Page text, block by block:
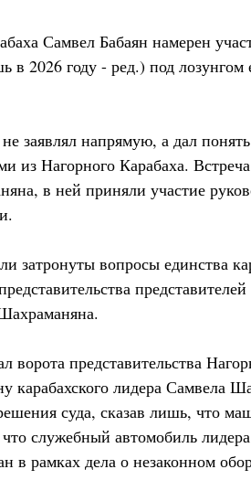
Самвел Бабаян намерен
2026 году - ред.) под лозунгом
заявлял напрямую, а дал
из Нагорного Карабаха.
в ней приняли участие
затронуты вопросы единства
представительства
карабахского лидера Самвела
суда, сказав лишь, что
служебный автомобиль
рамках дела о незаконном